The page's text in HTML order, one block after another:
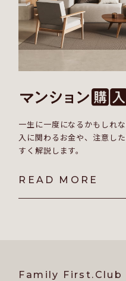
一生に一度になるかもしれ
入に関わるお金や、注意し
すく解説します。
READ MORE
Family First.Club